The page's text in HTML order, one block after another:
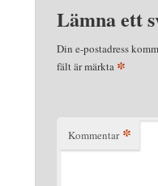
Lämna ett
Din e-postadress
fält är märkta *
Kommentar *